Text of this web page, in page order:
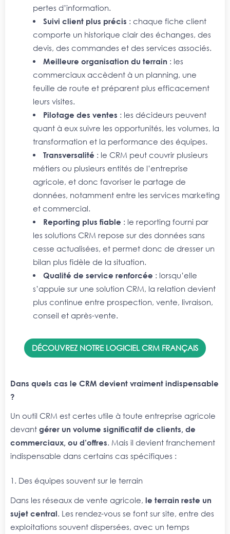
pertes d’information.
Suivi client plus précis : chaque fiche client
comporte un historique clair des échanges, des
devis, des commandes et des services associés.
Meilleure organisation du terrain : les
commerciaux accèdent à un planning, une
feuille de route et préparent plus efficacement
leurs visites.
Pilotage des ventes : les décideurs peuvent
quant à eux suivre les opportunités, les volumes, la
transformation et la performance des équipes.
Transversalité : le CRM peut couvrir plusieurs
métiers ou plusieurs entités de l’entreprise
agricole, et donc favoriser le partage de
données, notamment entre les services marketing
et commercial.
Reporting plus fiable : le reporting fourni par
les solutions CRM repose sur des données sans
cesse actualisées, et permet donc de dresser un
bilan plus fidèle de la situation.
Qualité de service renforcée : lorsqu’elle
s’appuie sur une solution CRM, la relation devient
plus continue entre prospection, vente, livraison,
conseil et après-vente.
DÉCOUVREZ NOTRE LOGICIEL CRM FRANÇAIS
Dans quels cas le CRM devient vraiment indispensable
?
Un outil CRM est certes utile à toute entreprise agricole
devant gérer un volume significatif de clients, de
commerciaux, ou d’offres. Mais il devient franchement
indispensable dans certains cas spécifiques :
1. Des équipes souvent sur le terrain
Dans les réseaux de vente agricole, le terrain reste un
sujet central. Les rendez-vous se font sur site, entre des
exploitations souvent dispersées, avec un temps